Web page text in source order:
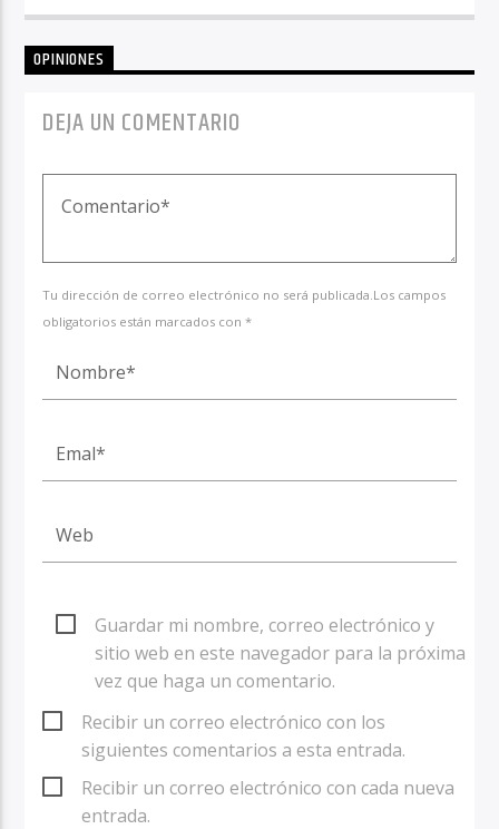
OPINIONES
DEJA UN COMENTARIO
Tu dirección de correo electrónico no será publicada.Los campos
obligatorios están marcados con *
Guardar mi nombre, correo electrónico y
sitio web en este navegador para la próxima
vez que haga un comentario.
Recibir un correo electrónico con los
siguientes comentarios a esta entrada.
Recibir un correo electrónico con cada nueva
entrada.